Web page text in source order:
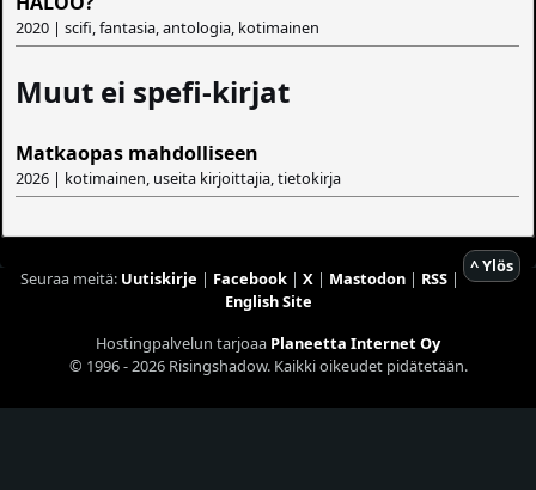
2020 | scifi, fantasia, antologia, kotimainen
Muut ei spefi-kirjat
Matkaopas mahdolliseen
2026 | kotimainen, useita kirjoittajia, tietokirja
^ Ylös
Seuraa meitä: Uutiskirje | Facebook| X| Mastodon| RSS|
English Site
Hostingpalvelun tarjoaa Planeetta Internet Oy
© 1996 - 2026 Risingshadow. Kaikki oikeudet pidätetään.